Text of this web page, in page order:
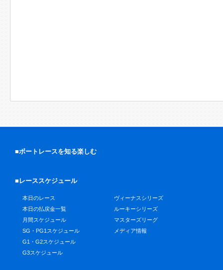
■ボートレースを知る楽しむ
■レーススケジュール
本日のレース
本日の払戻金一覧
月間スケジュール
SG・PG1スケジュール
G1・G2スケジュール
G3スケジュール
ヴィーナスシリーズ
ルーキーシリーズ
マスターズリーグ
メディア情報